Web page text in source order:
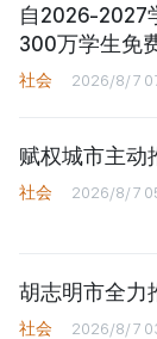
自2026-2027
300万学生免
社会 2026/8/7
赋权城市主动
社会 2026/8/7
胡志明市全力
社会 2026/8/7